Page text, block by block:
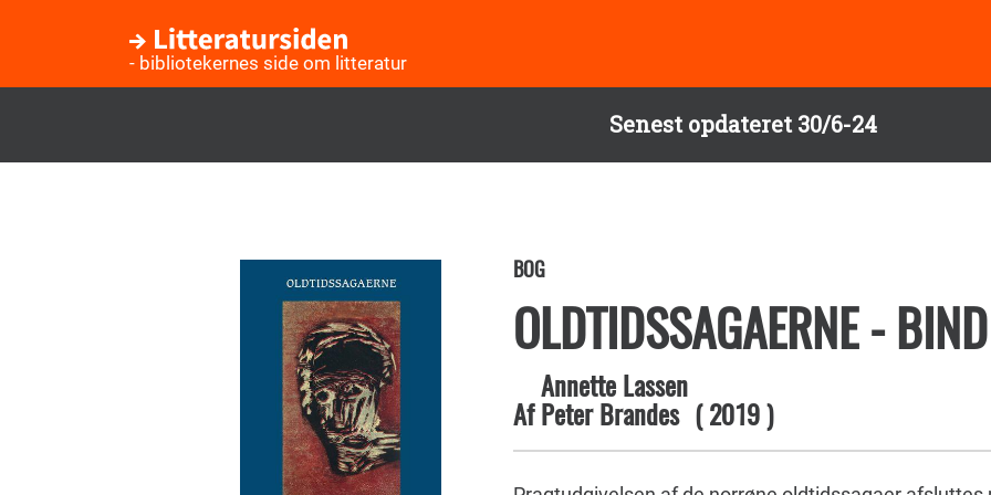
Senest opdateret 30/6-24
- bibliotekernes side om litteratur
BOG
OLDTIDSSAGAERNE -
Af
Annette Lassen
Peter Brandes (2019)